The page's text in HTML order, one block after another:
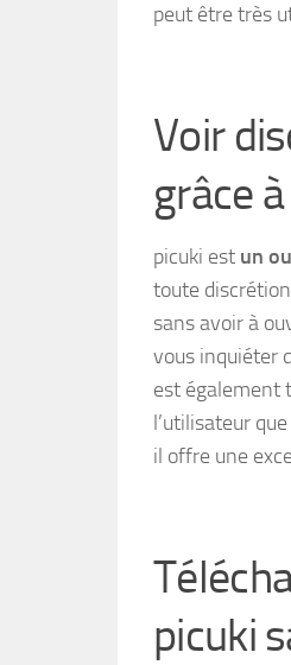
peut être très
Voir
grâce
picuki est un
toute
sans avoir à
vous inquiéter
est également
l’utilisateur
il offre une
picuki